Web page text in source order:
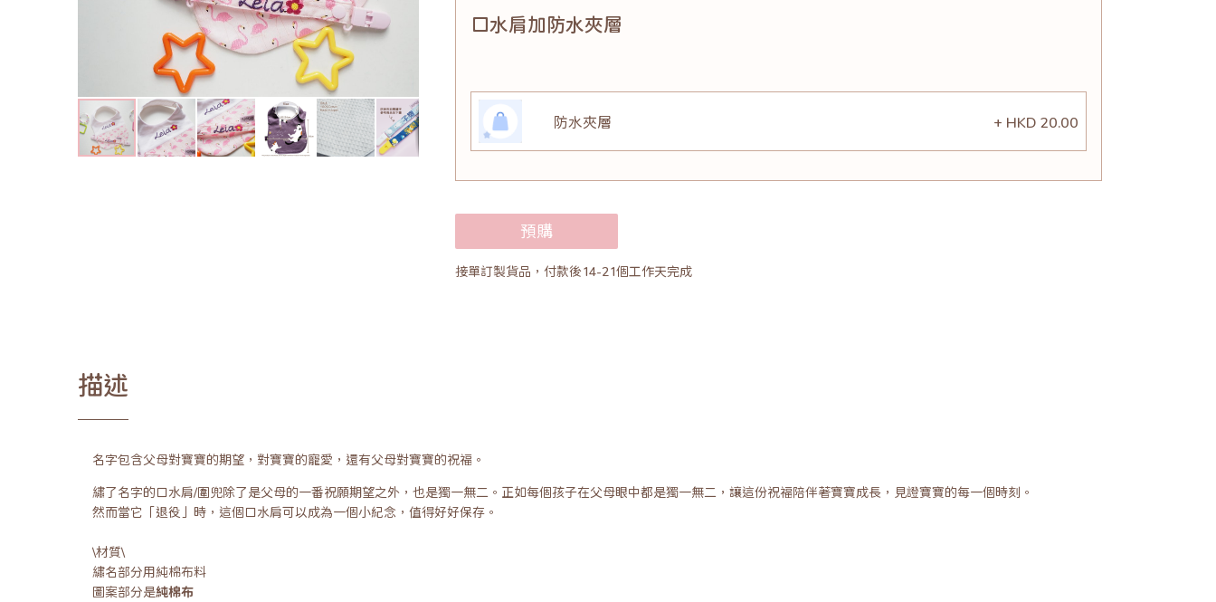
口水肩加防水夾層
防水夾層 + HKD 20.00
預購
接單訂製貨品，付款後14-21個工作天完成
描述
名字包含父母對寶寶的期望，對寶寶的寵愛，還有父母對寶寶的祝福。
繡了名字的口水肩/圍兜除了是父母的一番祝願期望之外，也是獨一無二。正如每個孩子在父母眼中都是獨一無二，讓這份祝福陪伴著寶寶成長，見證寶寶的每一個時刻。
然而當它「退役」時，這個口水肩可以成為一個小紀念，值得好好保存。
\材質\
繡名部分用純棉布料
圖案部分是純棉布